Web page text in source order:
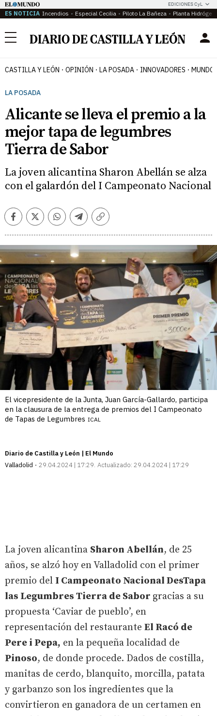
EDICIONES CyL
ES NOTICIA Incendios Especial Cecilia Piloto La Bañeza Planta
Menú
CASTILLA Y LEÓN OPINIÓN LA POSADA INNOVADORES MUNDO
LA POSADA
Alicante se lleva el premio a la
mejor tapa de legumbres
Tierra de Sabor
La joven alicantina Sharon Abellán se alza
con el galardón del I Campeonato Nacional
FacebookTwitterWhatsappTelegramCopiar
El vicepresidente de la Junta, Juan García-Gallardo, participa
en la clausura de la entrega de premios del I Campeonato
de Tapas de Legumbres ICAL
Diario de Castilla y León | El Mundo
Valladolid
29.04.2024 | 17:29 Actualizado: 29.04.2024 | 17:29
La joven alicantina Sharon Abellán, de 25
años, se alzó hoy en Valladolid con el primer
premio del I Campeonato Nacional DesTapa
las Legumbres Tierra de Sabor gracias a su
propuesta ‘Caviar de pueblo’, en
representación del restaurante El Racó de
Pere i Pepa, en la pequeña localidad de
Pinoso, de donde procede. Dados de costilla,
manitas de cerdo, blanquito, morcilla, patata
y garbanzo son los ingredientes que la
convirtieron en ganadora de un certamen en